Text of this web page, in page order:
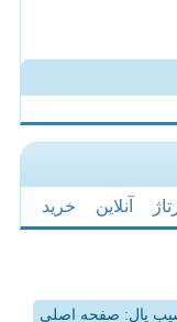
آنلاین خرید
پال: صفحه اصلی